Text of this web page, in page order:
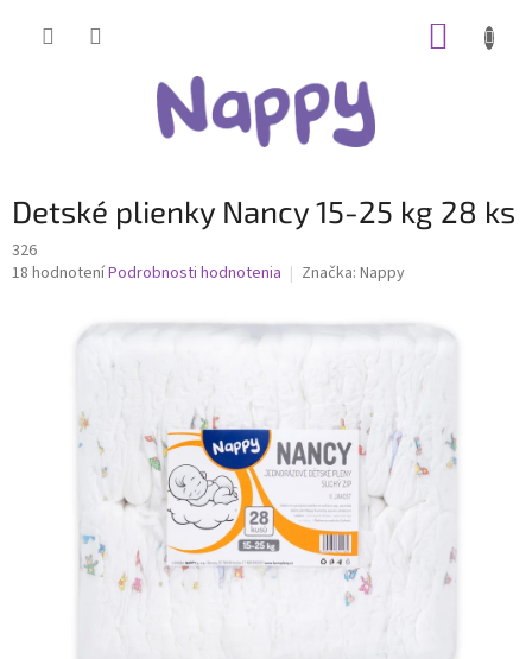
Detské plienky Nancy 15-25 kg 28 ks
326
Priemerné
hviezdičiek.
18 hodnoteníPodrobnosti hodnotenia Značka: Nappy